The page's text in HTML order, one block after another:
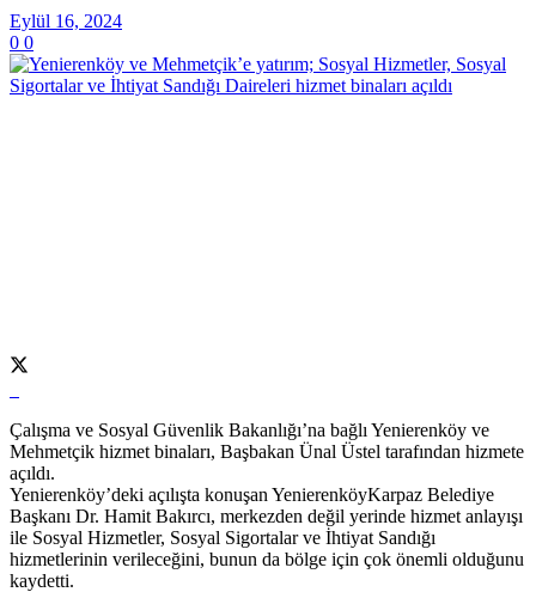
Eylül 16, 2024
0 0
Çalışma ve Sosyal Güvenlik Bakanlığı’na bağlı Yenierenköy ve
Mehmetçik hizmet binaları, Başbakan Ünal Üstel tarafından hizmete
açıldı.
Yenierenköy’deki açılışta konuşan YenierenköyKarpaz Belediye
Başkanı Dr. Hamit Bakırcı, merkezden değil yerinde hizmet anlayışı
ile Sosyal Hizmetler, Sosyal Sigortalar ve İhtiyat Sandığı
hizmetlerinin verileceğini, bunun da bölge için çok önemli olduğunu
kaydetti.